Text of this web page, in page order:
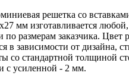
решетка со
мм изготавливается
по размерам заказчика. Цвет
в зависимости от дизайна,
со стандартной толщиной
с усиленной - 2 мм.